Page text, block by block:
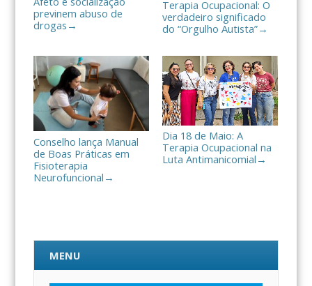
previnem abuso de
drogas →
Terapia Ocupacional: O
verdadeiro significado
do “Orgulho Autista”→
Conselho lança Manual
de Boas Práticas em
Fisioterapia
Neurofuncional →
Dia 18 de Maio: A
Terapia Ocupacional na
Luta Antimanicomial →
MENU